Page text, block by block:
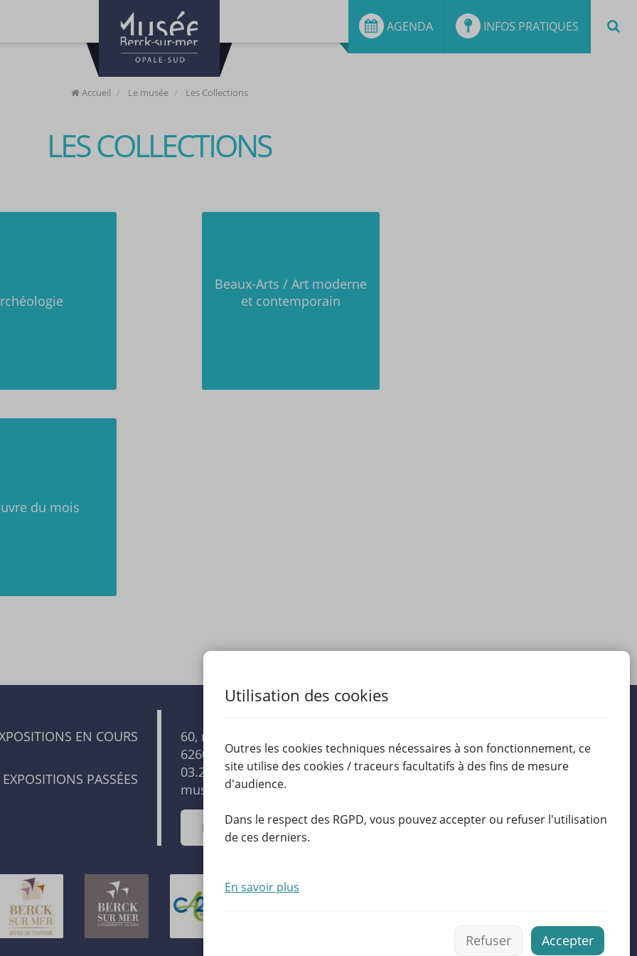
AGENDA INFOS PRATIQUES
Accueil Le musée Les Collections
LES COLLECTIONS
Beaux-Arts / Art moderne
et contemporain
du mois
EN COURS
EXPOSITIONS PASSÉES
60, rue de l'impératrice
62600, Berck-sur-Mer
03.21.84.07.80
musee@berck-sur-mer.com
NOUS CONTACTER
Utilisation des cookies
Outres les cookies techniques nécessaires à son fonctionnement, ce
site utilise des cookies / traceurs facultatifs à des fins de mesure
d'audience.
Dans le respect des RGPD, vous pouvez accepter ou refuser l'utilisation
de ces derniers.
En savoir plus
Refuser Accepter